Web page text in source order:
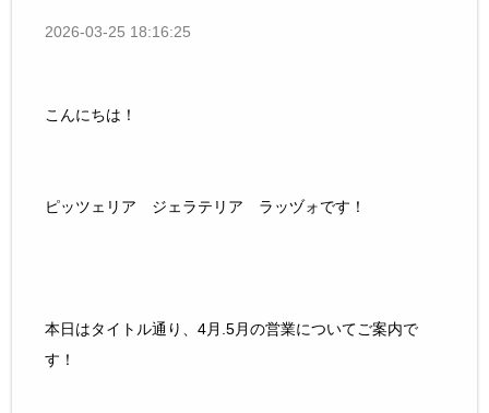
2026-03-25 18:16:25
こんにちは！
ピッツェリア ジェラテリア ラッヅォです！
本日はタイトル通り、4月.5月の営業についてご案内で
す！